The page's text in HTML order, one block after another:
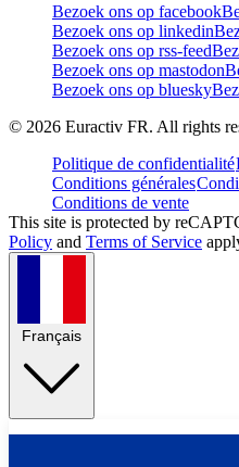
Bezoek ons op facebook
Bezoek ons op linkedin
Bezoek ons op rss-feed
Bezoek ons op mastodon
Bezoek ons op bluesky
© 2026 Euractiv FR. All rights
Politique de confidentialité
Conditions générales
Conditions de vente
This site is protected by
Policy and Terms of Service
Français